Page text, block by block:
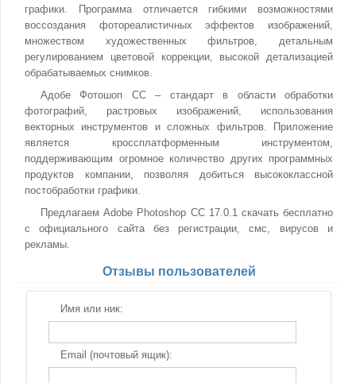
графики. Программа отличается гибкими возможностями
воссоздания фотореалистичных эффектов изображений,
множеством художественных фильтров, детальным
регулированием цветовой коррекции, высокой детализацией
обрабатываемых снимков.
Адобе Фотошоп СС – стандарт в области обработки
фотографий, растровых изображений, использования
векторных инструментов и сложных фильтров. Приложение
является кроссплатформенным инструментом,
поддерживающим огромное количество других программных
продуктов компании, позволяя добиться высококлассной
постобработки графики.
Предлагаем Adobe Photoshop CC 17.0.1 скачать бесплатно
с официального сайта без регистрации, смс, вирусов и
рекламы.
Отзывы пользователей
Имя или ник:
Email (почтовый ящик):